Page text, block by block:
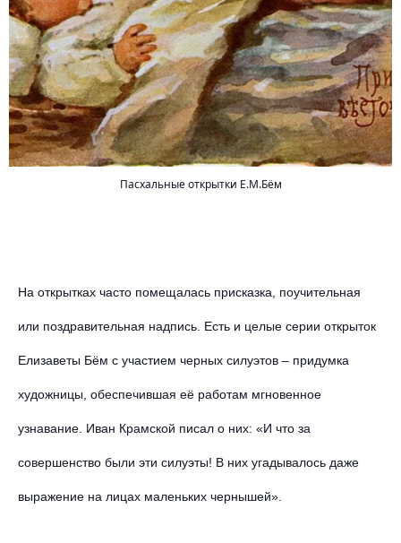
Пасхальные открытки Е.М.Бём
На открытках часто помещалась присказка, поучительная
или поздравительная надпись. Есть и целые серии открыток
Елизаветы Бём с участием черных силуэтов – придумка
художницы, обеспечившая её работам мгновенное
узнавание. Иван Крамской писал о них: «И что за
совершенство были эти силуэты! В них угадывалось даже
выражение на лицах маленьких чернышей».